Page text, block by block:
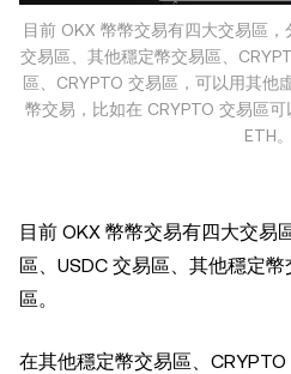
目前 OKX 幣幣交易有四大交易區
交易區、其他穩定幣交易區、
區、CRYPTO 交易區，可以用其他
幣交易，比如在 CRYPTO 交易區
ETH。
目前 OKX 幣幣交易有四大交易
區、USDC 交易區、其他穩定
區。
在其他穩定幣交易區、